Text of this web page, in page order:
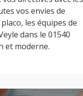
vos envies de
les équipes de
dans le 01540
et moderne.